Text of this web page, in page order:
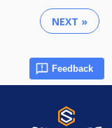
NEXT »
Feedback